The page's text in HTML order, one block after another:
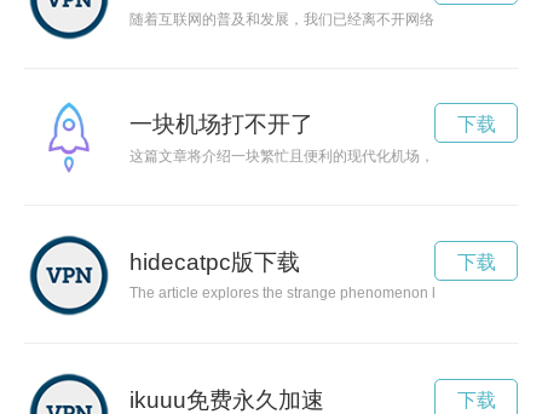
随着互联网的普及和发展，我们已经离不开网络，但在使用过
一块机场打不开了
这篇文章将介绍一块繁忙且便利的现代化机场，其设施齐全，
下载
hidecatpc版下载
The article explores the strange phenomenon known as
下载
ikuuu免费永久加速 下载